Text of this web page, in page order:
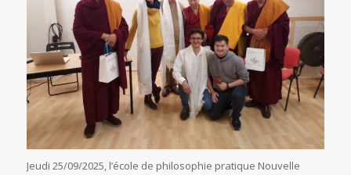
Jeudi 25/09/2025, l’école de philosophie pratique Nouvelle